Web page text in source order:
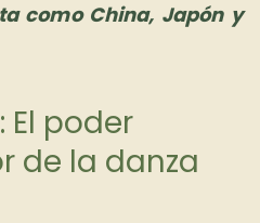
como China, Japón y
El poder
de la danza